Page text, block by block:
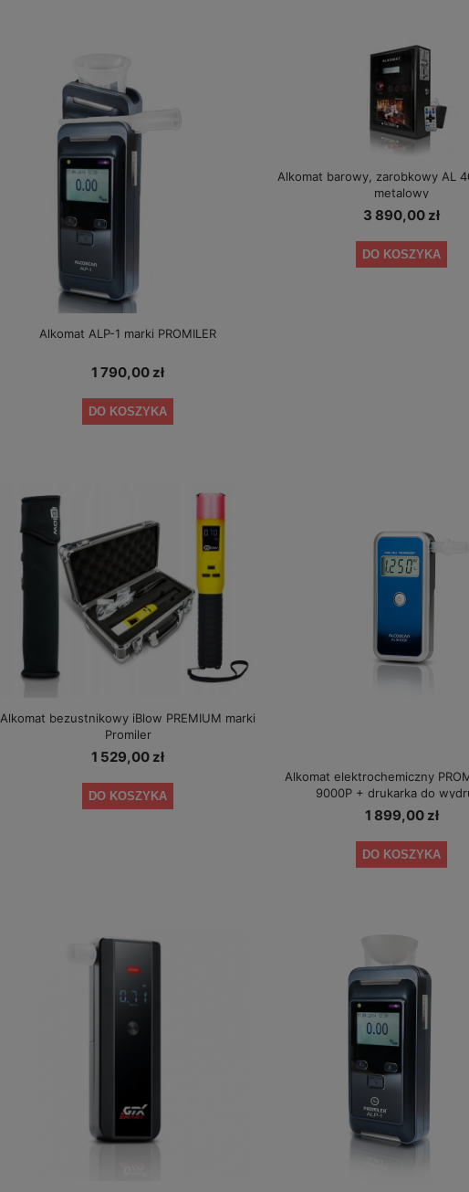
Alkomat ALP-1 marki PROMILER
1 790,00 zł
DO KOSZYKA
Alkomat barowy, zarobkowy AL
metalowy
3 890,00 zł
DO KOSZYKA
Alkomat bezustnikowy iBlow PREMIUM marki
Promiler
1 529,00 zł
DO KOSZYKA
Alkomat elektrochemiczny
9000P + drukarka do
1 899,00 zł
DO KOSZYKA